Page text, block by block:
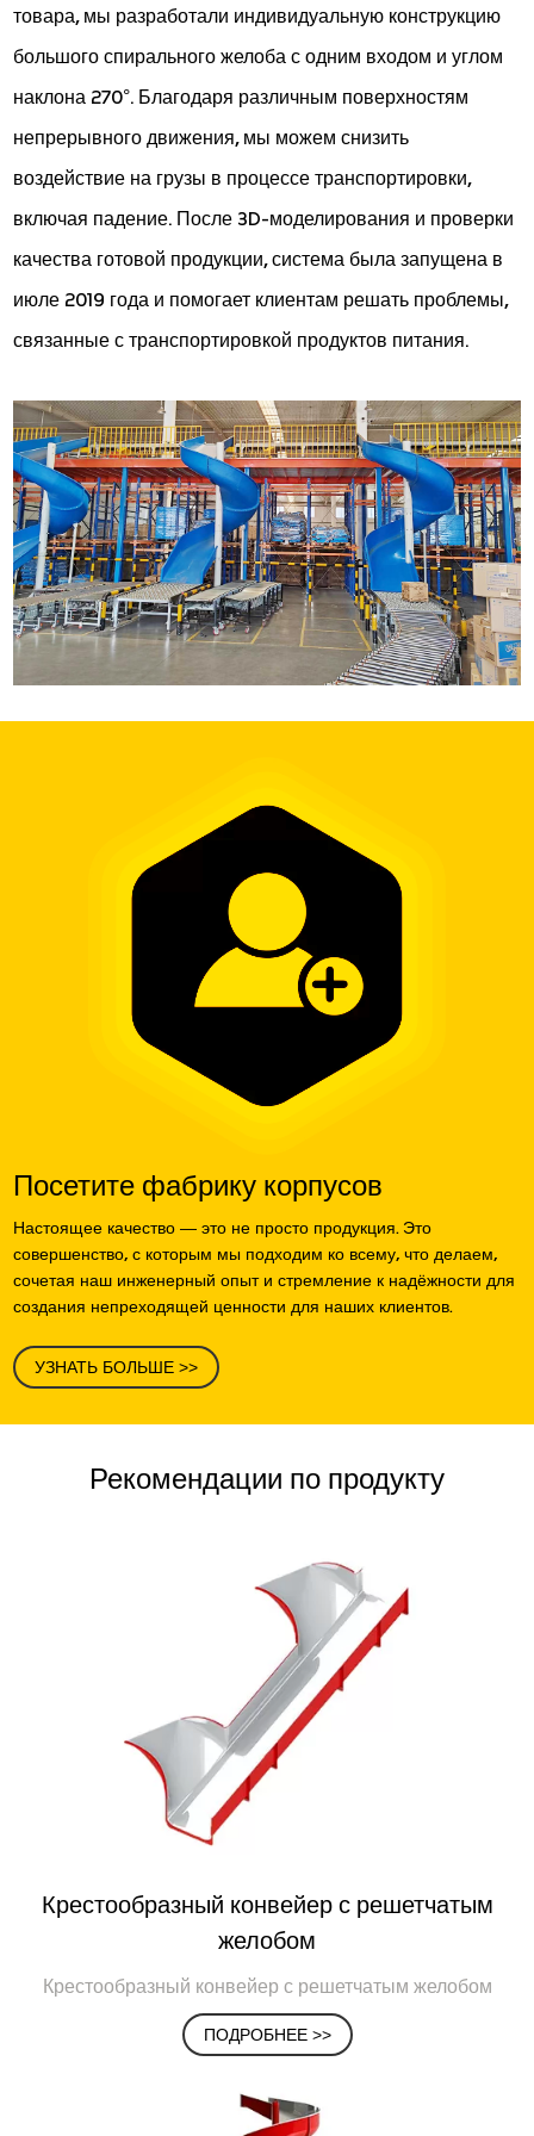
товара, мы разработали индивидуальную конструкцию
большого спирального желоба с одним входом и углом
наклона 270°. Благодаря различным поверхностям
непрерывного движения, мы можем снизить
воздействие на грузы в процессе транспортировки,
включая падение. После 3D-моделирования и проверки
качества готовой продукции, система была запущена в
июле 2019 года и помогает клиентам решать проблемы,
связанные с транспортировкой продуктов питания.
Посетите фабрику корпусов
Настоящее качество — это не просто продукция. Это
совершенство, с которым мы подходим ко всему, что делаем,
сочетая наш инженерный опыт и стремление к надёжности для
создания непреходящей ценности для наших клиентов.
УЗНАТЬ БОЛЬШЕ >>
Рекомендации по продукту
Крестообразный конвейер с решетчатым
желобом
Крестообразный конвейер с решетчатым желобом
ПОДРОБНЕЕ >>